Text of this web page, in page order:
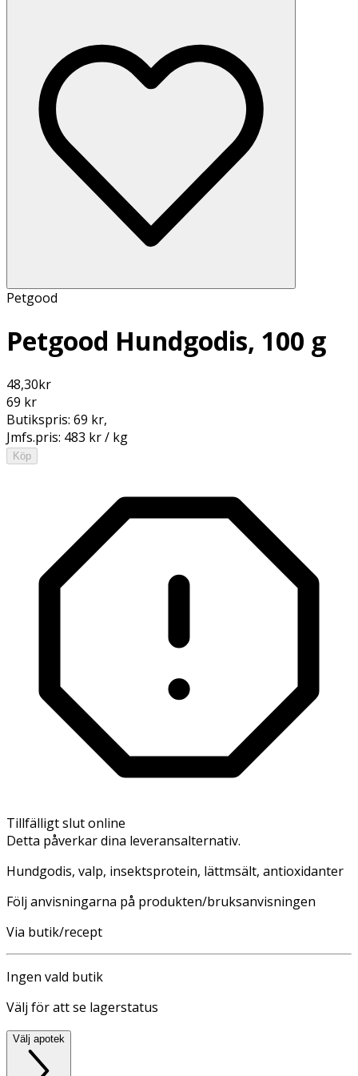
Petgood
Petgood Hundgodis, 100 g
48,30kr
69 kr
Butikspris: 69 kr,
Jmfs.pris: 483 kr / kg
Köp
Tillfälligt slut online
Detta påverkar dina leveransalternativ.
Hundgodis, valp, insektsprotein, lättmsält, antioxidanter
Följ anvisningarna på produkten/bruksanvisningen
Via butik/recept
Ingen vald butik
Välj för att se lagerstatus
Välj apotek